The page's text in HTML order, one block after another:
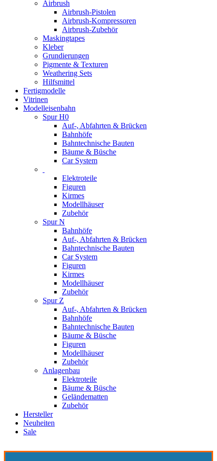
Airbrush
Airbrush-Pistolen
Airbrush-Kompressoren
Airbrush-Zubehör
Maskingtapes
Kleber
Grundierungen
Pigmente & Texturen
Weathering Sets
Hilfsmittel
Fertigmodelle
Vitrinen
Modelleisenbahn
Spur H0
Auf-, Abfahrten & Brücken
Bahnhöfe
Bahntechnische Bauten
Bäume & Büsche
Car System
Elektroteile
Figuren
Kirmes
Modellhäuser
Zubehör
Spur N
Bahnhöfe
Auf-, Abfahrten & Brücken
Bahntechnische Bauten
Car System
Figuren
Kirmes
Modellhäuser
Zubehör
Spur Z
Auf-, Abfahrten & Brücken
Bahnhöfe
Bahntechnische Bauten
Bäume & Büsche
Figuren
Modellhäuser
Zubehör
Anlagenbau
Elektroteile
Bäume & Büsche
Geländematten
Zubehör
Hersteller
Neuheiten
Sale